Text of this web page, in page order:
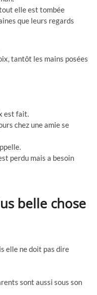
elle est tombée
que leurs regards
tantôt les mains posées
est fait.
chez une amie se
perdu mais a besoin
belle chose
elle ne doit pas dire
sont aussi sous son